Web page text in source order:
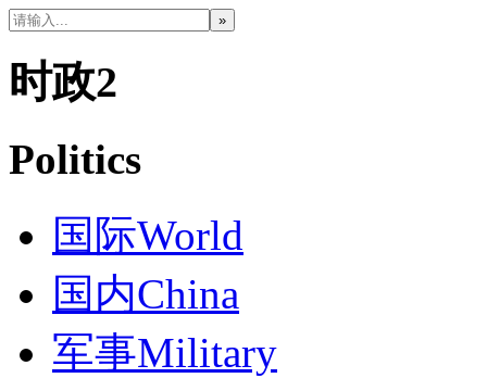
时政2
Politics
国际World
国内China
军事Military